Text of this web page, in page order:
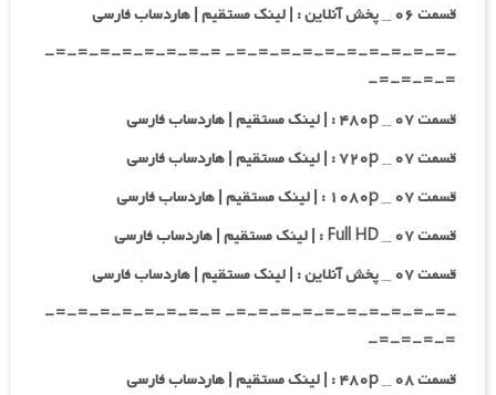
قسمت ۰۶ _ پخش آنلاین : | لینک مستقیم | هاردساب فارسی
-=-=-=-=-=-=-=-=-=-=- =-=-=-=-=-=-=-=-
=-=-=-=-
قسمت ۰۷ _ ۴۸۰p : | لینک مستقیم | هاردساب فارسی
قسمت ۰۷ _ ۷۲۰p : | لینک مستقیم | هاردساب فارسی
قسمت ۰۷ _ ۱۰۸۰p : | لینک مستقیم | هاردساب فارسی
قسمت ۰۷ _ Full HD : | لینک مستقیم | هاردساب فارسی
قسمت ۰۷ _ پخش آنلاین : | لینک مستقیم | هاردساب فارسی
-=-=-=-=-=-=-=-=-=-=- =-=-=-=-=-=-=-=-
=-=-=-=-
قسمت ۰۸ _ ۴۸۰p : | لینک مستقیم | هاردساب فارسی